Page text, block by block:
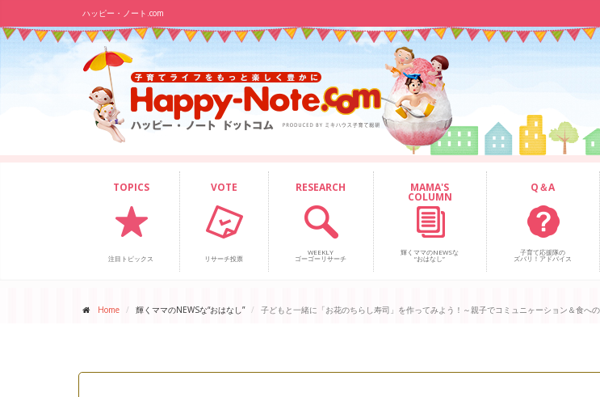
ハッピー・ノート.com
TOPICS
注目トピックス
VOTE
リサーチ投票
RESEARCH
WEEKLY
ゴーゴーリサーチ
MAMA'S
COLUMN
輝くママのNEWSな
“おはなし”
Q＆A
子育て応援隊の
ズバリ！アドバイス
Home 輝くママのNEWSな“おはなし” 子どもと一緒に「お花のちらし寿司」を作ってみよう！～親子でコミュニヶーション＆食へ